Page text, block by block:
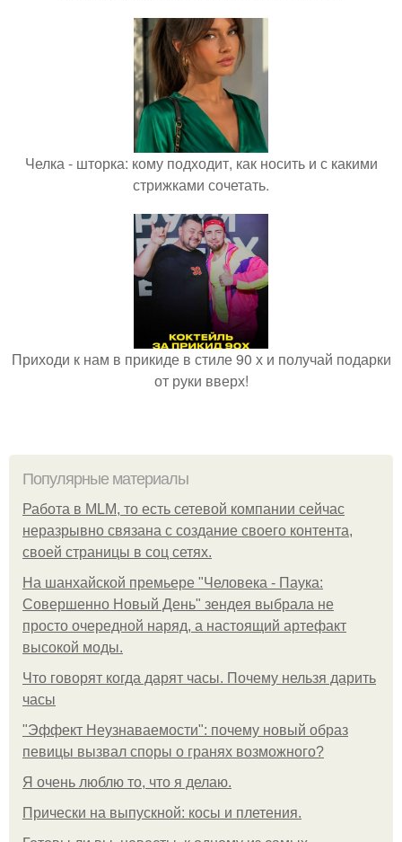
Челка - шторка: кому подходит, как носить и с какими
стрижками сочетать.
Приходи к нам в прикиде в стиле 90 х и получай подарки
от руки вверх!
Популярные материалы
Работа в MLM, то есть сетевой компании сейчас
неразрывно связана с создание своего контента,
своей страницы в соц сетях.
На шанхайской премьере "Человека - Паука:
Совершенно Новый День" зендея выбрала не
просто очередной наряд, а настоящий артефакт
высокой моды.
Что говорят когда дарят часы. Почему нельзя дарить
часы
"Эффект Неузнаваемости": почему новый образ
певицы вызвал споры о гранях возможного?
Я очень люблю то, что я делаю.
Прически на выпускной: косы и плетения.